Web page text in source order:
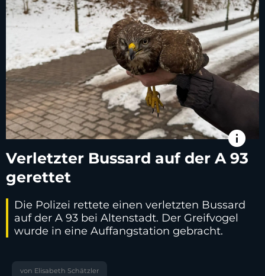
info
Verletzter Bussard auf der A 93
gerettet
Die Polizei rettete einen verletzten Bussard
auf der A 93 bei Altenstadt. Der Greifvogel
wurde in eine Auffangstation gebracht.
von Elisabeth Schätzler